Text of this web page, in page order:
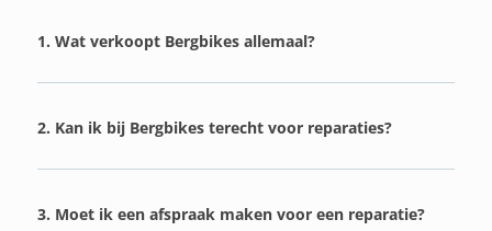
1. Wat verkoopt Bergbikes allemaal?
2. Kan ik bij Bergbikes terecht voor reparaties?
3. Moet ik een afspraak maken voor een reparatie?